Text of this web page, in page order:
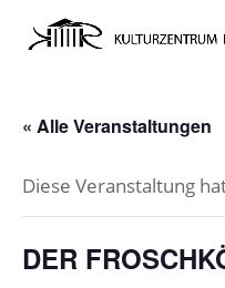
« Alle Veranstaltungen
Diese Veranstaltung
DER